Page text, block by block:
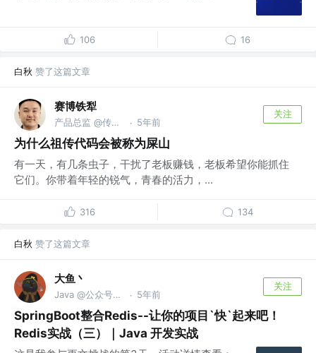
106 16
白秋 赞了这篇文章
赛博铁犁
产品总监 @传易支付 · 5年前
关注
为什么祖传代码会被称为屎山
有一天，有几条虫子，干扰了老板赚钱，老板希望你能抓住
它们。你带着年轻的锐气，青春的活力，...
316 134
白秋 赞了这篇文章
大鱼丶
Java @公众号（全员格子） · 5年前
关注
SpringBoot整合Redis--让你的项目`快`起来吧！
Redis实战（三）｜Java 开发实战